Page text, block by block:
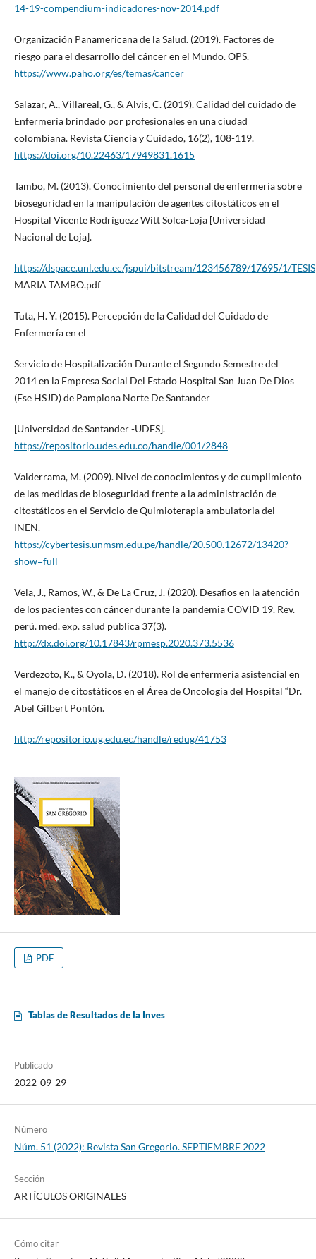
14-19-compendium-indicadores-nov-2014.pdf
Organización Panamericana de la Salud. (2019). Factores de
riesgo para el desarrollo del cáncer en el Mundo. OPS.
https://www.paho.org/es/temas/cancer
Salazar, A., Villareal, G., & Alvis, C. (2019). Calidad del cuidado de
Enfermería brindado por profesionales en una ciudad
colombiana. Revista Ciencia y Cuidado, 16(2), 108-119.
https://doi.org/10.22463/17949831.1615
Tambo, M. (2013). Conocimiento del personal de enfermería sobre
bioseguridad en la manipulación de agentes citostáticos en el
Hospital Vicente Rodríguezz Witt Solca-Loja [Universidad
Nacional de Loja].
https://dspace.unl.edu.ec/jspui/bitstream/123456789/17695/1/TESIS
MARIA TAMBO.pdf
Tuta, H. Y. (2015). Percepción de la Calidad del Cuidado de
Enfermería en el
Servicio de Hospitalización Durante el Segundo Semestre del
2014 en la Empresa Social Del Estado Hospital San Juan De Dios
(Ese HSJD) de Pamplona Norte De Santander
[Universidad de Santander -UDES].
https://repositorio.udes.edu.co/handle/001/2848
Valderrama, M. (2009). Nivel de conocimientos y de cumplimiento
de las medidas de bioseguridad frente a la administración de
citostáticos en el Servicio de Quimioterapia ambulatoria del
INEN.
https://cybertesis.unmsm.edu.pe/handle/20.500.12672/13420?
show=full
Vela, J., Ramos, W., & De La Cruz, J. (2020). Desafios en la atención
de los pacientes con cáncer durante la pandemia COVID 19. Rev.
perú. med. exp. salud publica 37(3).
http://dx.doi.org/10.17843/rpmesp.2020.373.5536
Verdezoto, K., & Oyola, D. (2018). Rol de enfermería asistencial en
el manejo de citostáticos en el Área de Oncología del Hospital “Dr.
Abel Gilbert Pontón.
http://repositorio.ug.edu.ec/handle/redug/41753
PDF
Tablas de Resultados de la Inves
Publicado
2022-09-29
Número
Núm. 51 (2022): Revista San Gregorio. SEPTIEMBRE 2022
Sección
ARTÍCULOS ORIGINALES
Cómo citar